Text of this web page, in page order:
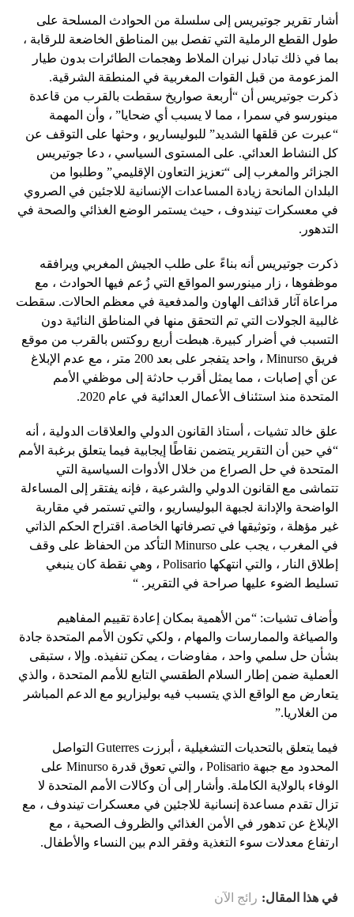
أشار تقرير جوتيريس إلى سلسلة من الحوادث المسلحة على
طول القطع الرملية التي تفصل بين المناطق الخاضعة للرقابة ،
بما في ذلك تبادل نيران الملاط وهجمات الطائرات بدون طيار
المزعومة من قبل القوات المغربية في المنطقة الشرقية.
ذكرت جوتيريس أن “أربعة صواريخ سقطت بالقرب من قاعدة
مينورسو في سمرا ، مما لا يسبب أي ضحايا” ، وأن المهمة
“عبرت عن قلقها الشديد” للبوليساريو ، وحثها على التوقف عن
كل النشاط العدائي. على المستوى السياسي ، دعا جوتيريس
الجزائر والمغرب إلى “تعزيز التعاون الإقليمي” وطلبوا من
البلدان المانحة زيادة المساعدات الإنسانية للاجئين في الصروي
في معسكرات تيندوف ، حيث يستمر الوضع الغذائي والصحة في
التدهور.
ذكرت جوتيريس أنه بناءً على طلب الجيش المغربي ويرافقه
موظفوها ، زار مينورسو المواقع التي زُعم فيها الحوادث ، مع
مراعاة آثار قذائف الهاون والمدفعية في معظم الحالات. سقطت
غالبية الجولات التي تم التحقق منها في المناطق النائية دون
التسبب في أضرار كبيرة. هبطت أربع روكتس بالقرب من موقع
فريق Minurso ، واحد يتفجر على بعد 200 متر ، مع عدم الإبلاغ
عن أي إصابات ، مما يمثل أقرب حادثة إلى موظفي الأمم
المتحدة منذ استئناف الأعمال العدائية في عام 2020.
علق خالد تشيات ، أستاذ القانون الدولي والعلاقات الدولية ، أنه
“في حين أن التقرير يتضمن نقاطًا إيجابية فيما يتعلق برغبة الأمم
المتحدة في حل الصراع من خلال الأدوات السياسية التي
تتماشى مع القانون الدولي والشرعية ، فإنه يفتقر إلى المساءلة
الواضحة والإدانة لجبهة البوليساريو ، والتي تستمر في مقاربة
غير مؤهلة ، وتوثيقها في تصرفاتها الخاصة. اقتراح الحكم الذاتي
في المغرب ، يجب على Minurso التأكد من الحفاظ على وقف
إطلاق النار ، والتي انتهكها Polisario ، وهي نقطة كان ينبغي
تسليط الضوء عليها صراحة في التقرير. “
وأضاف تشيات: “من الأهمية بمكان إعادة تقييم المفاهيم
والصياغة والممارسات والمهام ، ولكي تكون الأمم المتحدة جادة
بشأن حل سلمي واحد ، مفاوضات ، يمكن تنفيذه. وإلا ، ستبقى
العملية ضمن إطار السلام الطقسي التابع للأمم المتحدة ، والذي
يتعارض مع الواقع الذي يتسبب فيه بوليزاريو مع الدعم المباشر
من الغلاريا.”
فيما يتعلق بالتحديات التشغيلية ، أبرزت Guterres التواصل
المحدود مع جبهة Polisario ، والتي تعوق قدرة Minurso على
الوفاء بالولاية الكاملة. وأشار إلى أن وكالات الأمم المتحدة لا
تزال تقدم مساعدة إنسانية للاجئين في معسكرات تيندوف ، مع
الإبلاغ عن تدهور في الأمن الغذائي والظروف الصحية ، مع
ارتفاع معدلات سوء التغذية وفقر الدم بين النساء والأطفال.
في هذا المقال: رائج الآن